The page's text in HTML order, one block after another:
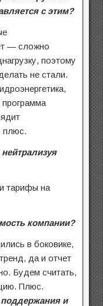
с этим?
— сложно
поэтому
не стали.
плюс.
тарифы на
компании?
в боковике,
да и отчет
Будем считать,
Плюс.
и